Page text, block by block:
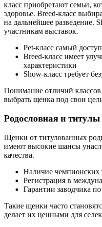
класс приобретают семьи,
здоровье. Breed-класс
на дальнейшее разведение.
участникам выставок.
Pet-класс самый
Breed-класс имеет
характеристики
Show-класс требует
Понимание отличий классов
выбрать щенка под свои
Родословная и титулы
Щенки от титулованных
имеют высокие шансы
качества.
Наличие чемпионских
Регистрация в
Гарантии заводчика
Такие щенки часто
делает их ценными для